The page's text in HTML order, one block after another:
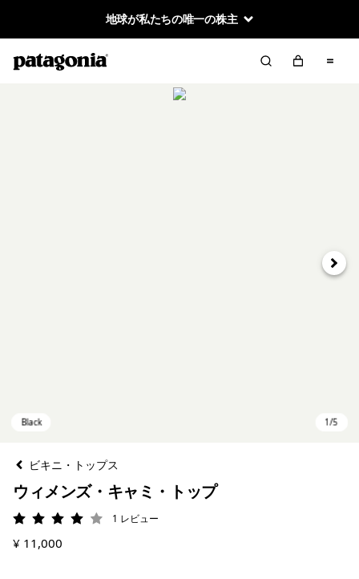
地球が私たちの唯一の株主
次へ
ビキニ・トップス
ウィメンズ・キャミ・トップ
評価: 4 / 5 1 レビュー
¥ 11,000